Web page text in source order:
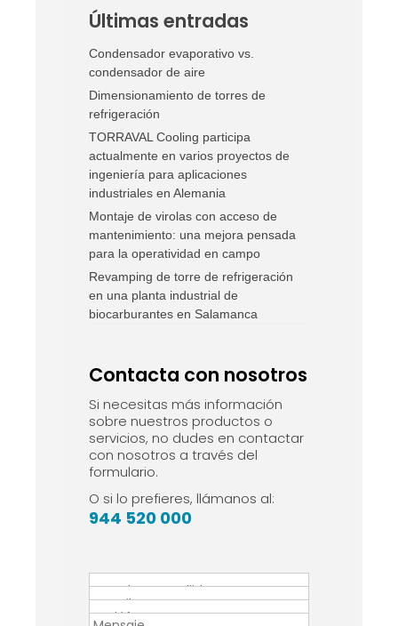
Últimas entradas
Condensador evaporativo vs.
condensador de aire
Dimensionamiento de torres de
refrigeración
TORRAVAL Cooling participa
actualmente en varios proyectos de
ingeniería para aplicaciones
industriales en Alemania
Montaje de virolas con acceso de
mantenimiento: una mejora pensada
para la operatividad en campo
Revamping de torre de refrigeración
en una planta industrial de
biocarburantes en Salamanca
Contacta con nosotros
Si necesitas más información
sobre nuestros productos o
servicios, no dudes en contactar
con nosotros a través del
formulario.
O si lo prefieres, llámanos al:
944 520 000